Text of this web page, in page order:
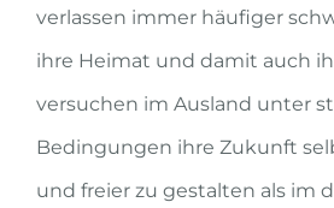
verlassen immer häufiger
ihre Heimat und damit auch
versuchen im Ausland unter
Bedingungen ihre Zukunft
und freier zu gestalten als im